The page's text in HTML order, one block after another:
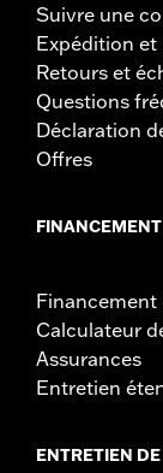
Suivre une
Expédition et
Retours et
Questions
Déclaration
Offres
FINANCEMENT
Financement
Calculateur
Assurances
Entretien
ENTRETIEN